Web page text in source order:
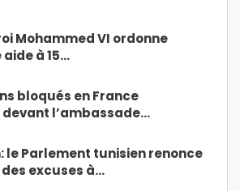
Mohammed VI ordonne
aide à 15…
bloqués en France
l’ambassade…
le Parlement tunisien renonce
excuses à…